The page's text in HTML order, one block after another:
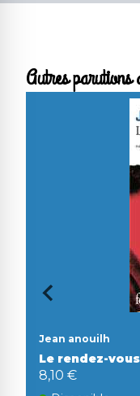
Autres parutions
Jean anouilh
Le rendez-
8,10 €